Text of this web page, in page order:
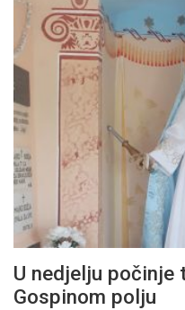
U nedjelju počinje
Gospinom polju